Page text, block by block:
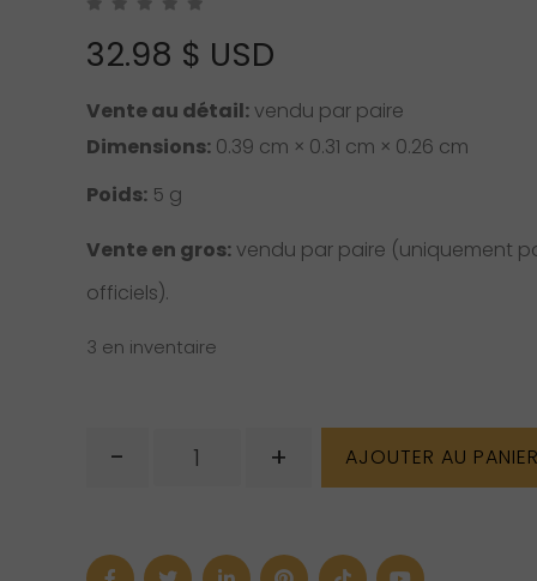
32.98 $ USD
Vente au détail:vendu par paire
Dimensions: 0.39 cm × 0.31 cm × 0.26 cm
Poids: 5 g
Vente en gros:vendu par paire (uniquement
officiels).
3 en inventaire
-
d'émeraude
+ AJOUTER AU PANIER